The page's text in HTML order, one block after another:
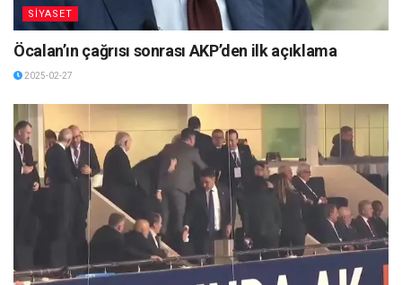
SİYASET
Öcalan’ın çağrısı sonrası AKP’den ilk açıklama
2025-02-27